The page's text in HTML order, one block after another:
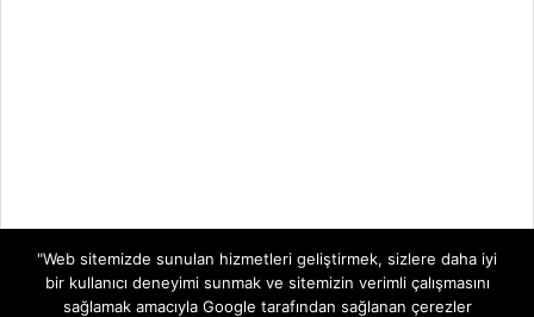
"Web sitemizde sunulan hizmetleri geliştirmek, sizlere daha iyi
bir kullanıcı deneyimi sunmak ve sitemizin verimli çalışmasını
sağlamak amacıyla Google tarafından sağlanan çerezler